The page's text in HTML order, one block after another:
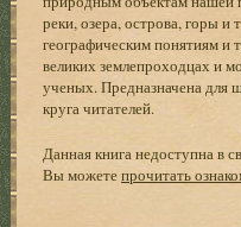
реки, озера, острова, горы
географическим понятиям и
великих землепроходцах и
ученых. Предназначена для
круга читателей.
Данная книга недоступна в
Вы можетепрочитать